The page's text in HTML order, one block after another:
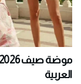
العربية